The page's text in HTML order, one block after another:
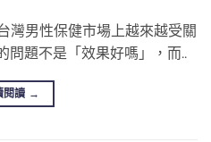
男性保健市場上越來越受關
問題不是「效果好嗎」，而..
閱讀 →